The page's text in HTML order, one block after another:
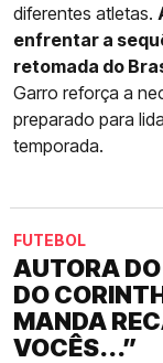
diferentes atletas.
enfrentar a
retomada do
Garro reforça a
preparado para
temporada.
FUTEBOL
AUTORA
DO
MANDA
VOCÊS...”